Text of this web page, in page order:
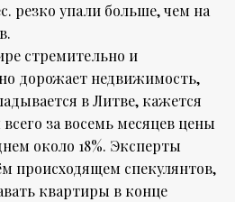
резко упали больше, чем на
стремительно и
дорожает недвижимость,
в Литве, кажется
за восемь месяцев цены
около 18%. Эксперты
происходящем спекулянтов,
квартиры в конце